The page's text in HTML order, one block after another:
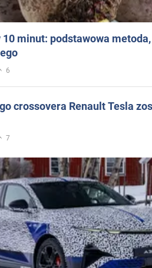
minut: podstawowa
6
crossovera Renault Tesla
7